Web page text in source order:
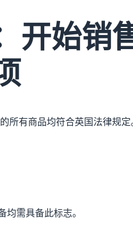
开始销
所有商品均符合英国法律规
均需具备此标志。